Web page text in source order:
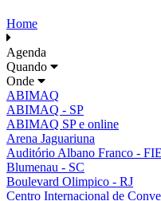
Home
Agenda
Quando
Onde
ABIMAQ
ABIMAQ - SP
ABIMAQ SP e online
Arena Jaguariuna
Auditório Albano Franco -
Blumenau - SC
Boulevard Olimpico - RJ
Centro Internacional de